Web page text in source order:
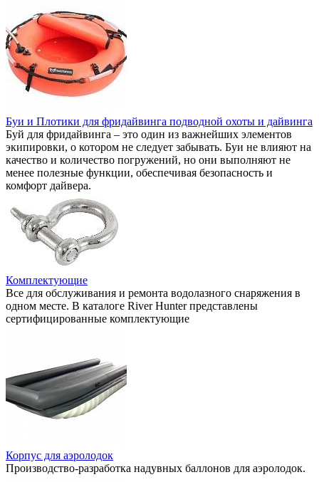
Буи и Плотики для фридайвинга подводной охоты и дайвинга
Буй для фридайвинга – это один из важнейших элементов
экипировки, о котором не следует забывать. Буи не влияют на
качество и количество погружений, но они выполняют не
менее полезные функции, обеспечивая безопасность и
комфорт дайвера.
Комплектующие
Все для обслуживания и ремонта водолазного снаряжения в
одном месте. В каталоге River Hunter представлены
сертифицированные комплектующие
Корпус для аэролодок
Производство-разработка надувных баллонов для аэролодок.